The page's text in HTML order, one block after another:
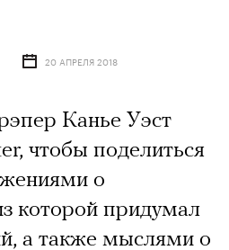
20 АПРЕЛЯ 2018
Канье Уэст
чтобы поделиться
о
которой придумал
а также мыслями о